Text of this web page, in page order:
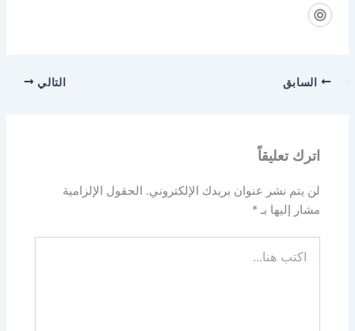
السابق التالي
اترك تعليقاً
لن يتم نشر عنوان بريدك الإلكتروني. الحقول الإلزامية
مشار إليها بـ*
هنا...